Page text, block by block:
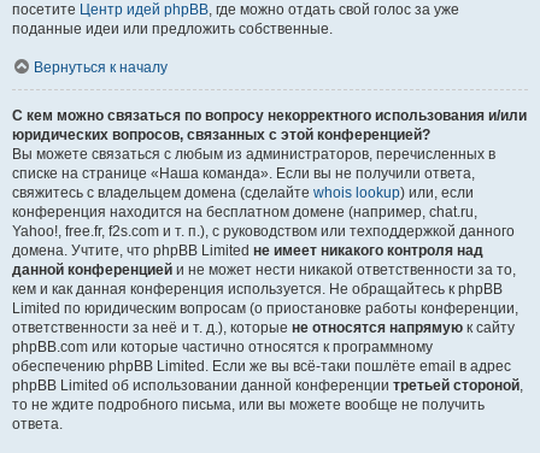
посетите Центр идей phpBB, где можно отдать свой голос за уже
поданные идеи или предложить собственные.
Вернуться к началу
С кем можно связаться по вопросу некорректного использования и/или
юридических вопросов, связанных с этой конференцией?
Вы можете связаться с любым из администраторов, перечисленных в
списке на странице «Наша команда». Если вы не получили ответа,
свяжитесь с владельцем домена (сделайте whois lookup) или, если
конференция находится на бесплатном домене (например, chat.ru,
Yahoo!, free.fr, f2s.com и т. п.), с руководством или техподдержкой данного
домена. Учтите, что phpBB Limited не имеет никакого контроля над
данной конференцией и не может нести никакой ответственности за то,
кем и как данная конференция используется. Не обращайтесь к phpBB
Limited по юридическим вопросам (о приостановке работы конференции,
ответственности за неё и т. д.), которые не относятся напрямую к сайту
phpBB.com или которые частично относятся к программному
обеспечению phpBB Limited. Если же вы всё-таки пошлёте email в адрес
phpBB Limited об использовании данной конференции третьей стороной,
то не ждите подробного письма, или вы можете вообще не получить
ответа.